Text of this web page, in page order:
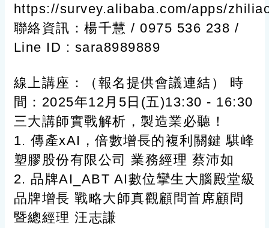
https://survey.alibaba.com/apps/
聯絡資訊：楊千慧 / 0975 536 238 /
Line ID : sara8989889
線上講座：（報名提供會議連結） 時
間：2025年12月5日(五)13:30 - 16:30
三大講師實戰解析，製造業必聽！
1. 傳產xAI，倍數增長的複利關鍵 騏峰
塑膠股份有限公司 業務經理 蔡沛如
2. 品牌AI_ABT AI數位攣生大腦殿堂級
品牌增長 戰略大師真觀顧問首席顧問
暨總經理 汪志謙